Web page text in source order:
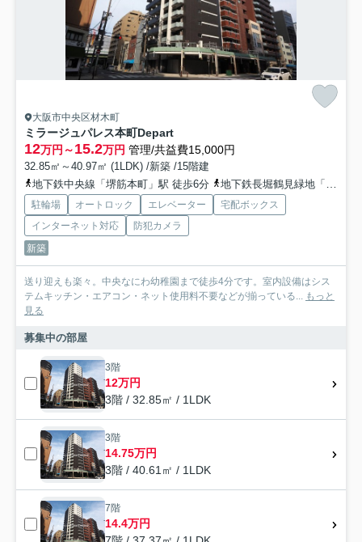
大阪市中央区材木町
ミラージュパレス本町Depart
12万円～15.2万円 管理/共益費15,000円
32.85㎡～40.97㎡ (1LDK) /新築 /15階建
地下鉄中央線「堺筋本町」駅 徒歩6分
地下鉄長堀鶴見緑地「松屋町」駅 徒歩6分
駐輪場 オートロック エレベーター
宅配ボックス
インターネット対応
防犯カメラ
新築
送り迎えも楽々。中央なにわ幼稚園まで徒歩4分です。室内設備はシス
テムキッチン・エアコン・ネット使用料不要などが揃っている...
もっと
見る
募集中の部屋
3階
12万円
3階 / 32.85㎡ / 1LDK
3階
14.75万円
3階 / 40.61㎡ / 1LDK
7階
14.4万円